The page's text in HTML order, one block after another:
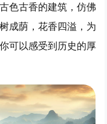
色古香的建筑，仿佛
成荫，花香四溢，为
可以感受到历史的厚